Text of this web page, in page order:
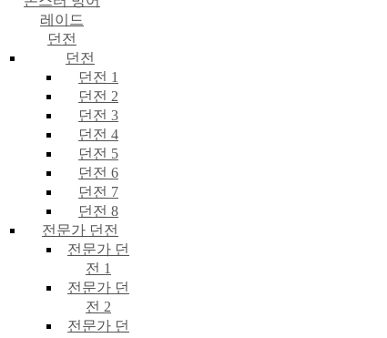
레이드
던전
던전
던전 1
던전 2
던전 3
던전 4
던전 5
던전 6
던전 7
던전 8
전문가 던전
전문가 던
전 1
전문가 던
전 2
전문가 던